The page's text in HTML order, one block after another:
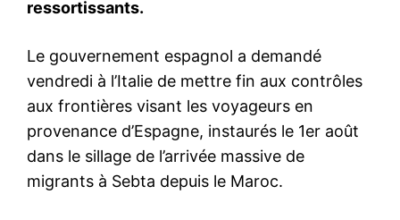
Attijari Payment démarre
d’acquisition commerçants
8 July 2025
In "Votre argent"